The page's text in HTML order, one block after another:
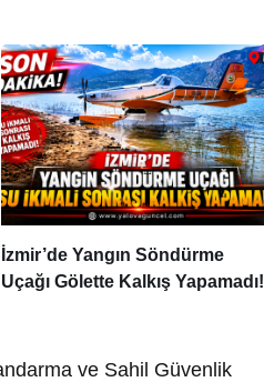
İzmir’de Yangın Söndürme
Uçağı Gölette Kalkış Yapamadı!
ve Sahil Güvenlik